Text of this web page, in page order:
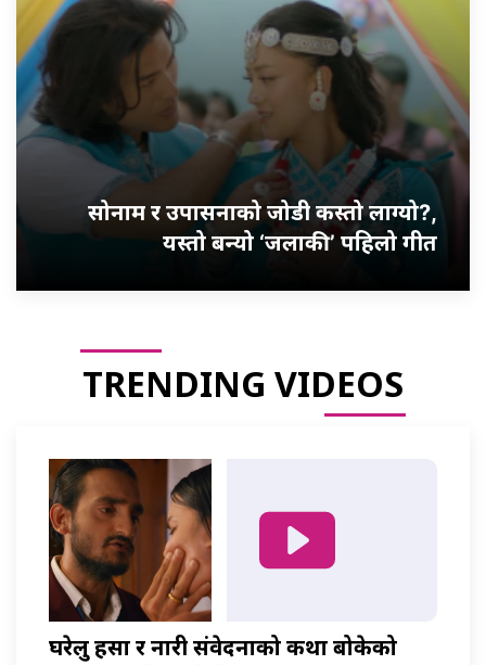
सोनाम र उपासनाको जोडी कस्तो लाग्यो?,
यस्तो बन्यो ‘जलाकी’ पहिलो गीत
TRENDING VIDEOS
घरेलु हिंसा र नारी संवेदनाको कथा बोकेको